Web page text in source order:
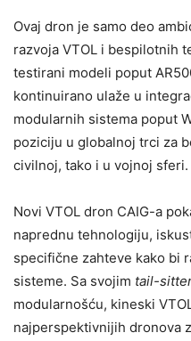
Ovaj dron je samo deo
razvoja VTOL i bespilotnih
testirani modeli poput
kontinuirano ulaže u
modularnih sistema poput
poziciju u globalnoj trci za
civilnoj, tako i u vojnoj sferi.
Novi VTOL dron CAIG-a
naprednu tehnologiju,
specifične zahteve kako bi
sisteme. Sa svojim tail-
modularnošću, kineski
najperspektivnijih dronova